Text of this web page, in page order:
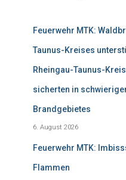
Feuerwehr MTK:
Taunus-Kreises
Rheingau-Taunus-
sicherten in
Brandgebietes
6. August 2026
Feuerwehr MTK:
Flammen